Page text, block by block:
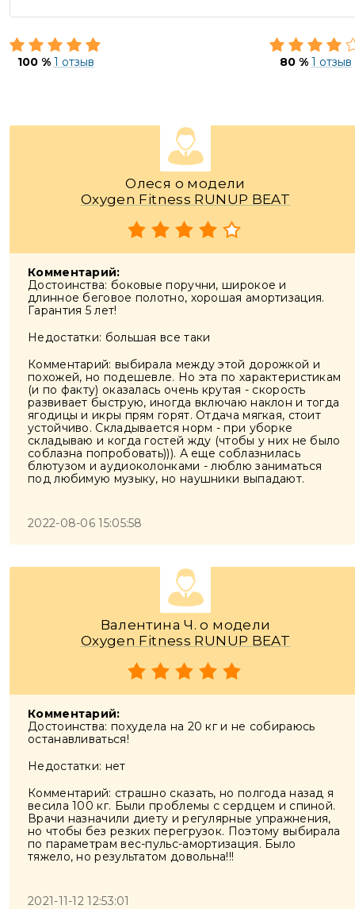
100 % 1 отзыв 80 % 1 отзыв
Олеся о модели
Oxygen Fitness RUNUP BEAT
Комментарий:
Достоинства: боковые поручни, широкое и
длинное беговое полотно, хорошая амортизация.
Гарантия 5 лет!
Недостатки: большая все таки
Комментарий: выбирала между этой дорожкой и
похожей, но подешевле. Но эта по характеристикам
(и по факту) оказалась очень крутая - скорость
развивает быструю, иногда включаю наклон и тогда
ягодицы и икры прям горят. Отдача мягкая, стоит
устойчиво. Складывается норм - при уборке
складываю и когда гостей жду (чтобы у них не было
соблазна попробовать))). А еще соблазнилась
блютузом и аудиоколонками - люблю заниматься
под любимую музыку, но наушники выпадают.
2022-08-06 15:05:58
Валентина Ч. о модели
Oxygen Fitness RUNUP BEAT
Комментарий:
Достоинства: похудела на 20 кг и не собираюсь
останавливаться!
Недостатки: нет
Комментарий: страшно сказать, но полгода назад я
весила 100 кг. Были проблемы с сердцем и спиной.
Врачи назначили диету и регулярные упражнения,
но чтобы без резких перегрузок. Поэтому выбирала
по параметрам вес-пульс-амортизация. Было
тяжело, но результатом довольна!!!
2021-11-12 12:53:01